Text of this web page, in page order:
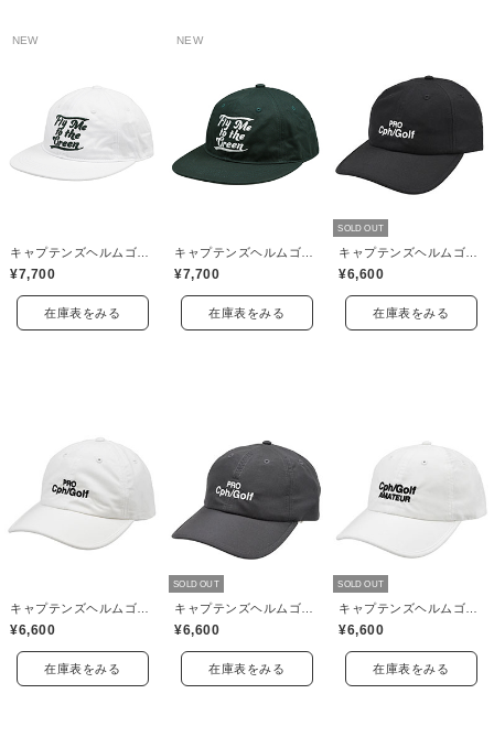
NEW
¥7,700
在庫表をみる
NEW
¥7,700
在庫表をみる
SOLD OUT
¥6,600
在庫表をみる
¥6,600
在庫表をみる
SOLD OUT
¥6,600
在庫表をみる
SOLD OUT
¥6,600
在庫表をみる